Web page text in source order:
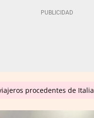
procedentes de Italia